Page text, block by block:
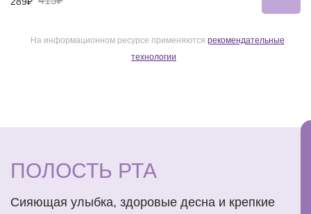
На информационном ресурсе применяются рекомендательные
технологии
ПОЛОСТЬ РТА
Сияющая улыбка, здоровые десна и крепкие